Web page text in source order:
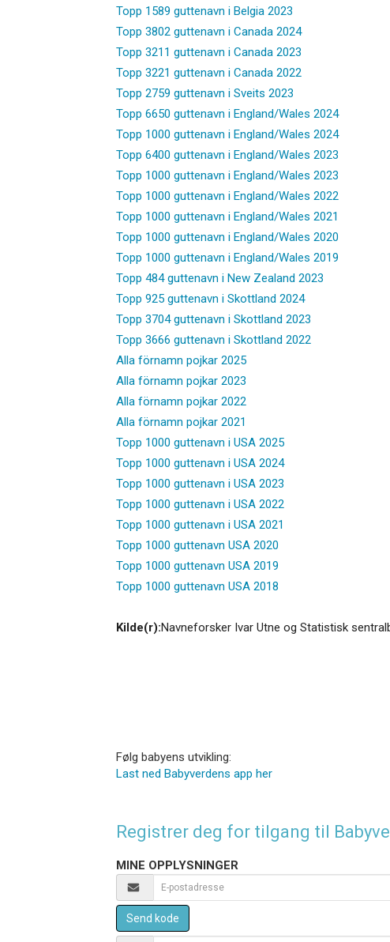
Topp 1589 guttenavn i Belgia 2023
Topp 3802 guttenavn i Canada 2024
Topp 3211 guttenavn i Canada 2023
Topp 3221 guttenavn i Canada 2022
Topp 2759 guttenavn i Sveits 2023
Topp 6650 guttenavn i England/Wales 2024
Topp 1000 guttenavn i England/Wales 2024
Topp 6400 guttenavn i England/Wales 2023
Topp 1000 guttenavn i England/Wales 2023
Topp 1000 guttenavn i England/Wales 2022
Topp 1000 guttenavn i England/Wales 2021
Topp 1000 guttenavn i England/Wales 2020
Topp 1000 guttenavn i England/Wales 2019
Topp 484 guttenavn i New Zealand 2023
Topp 925 guttenavn i Skottland 2024
Topp 3704 guttenavn i Skottland 2023
Topp 3666 guttenavn i Skottland 2022
Alla förnamn pojkar 2025
Alla förnamn pojkar 2023
Alla förnamn pojkar 2022
Alla förnamn pojkar 2021
Topp 1000 guttenavn i USA 2025
Topp 1000 guttenavn i USA 2024
Topp 1000 guttenavn i USA 2023
Topp 1000 guttenavn i USA 2022
Topp 1000 guttenavn i USA 2021
Topp 1000 guttenavn USA 2020
Topp 1000 guttenavn USA 2019
Topp 1000 guttenavn USA 2018
Kilde(r):Navneforsker Ivar Utne og Statistisk
Følg babyens utvikling:
Last ned Babyverdens app her
Registrer deg for tilgang til
MINE OPPLYSNINGER
Send kode